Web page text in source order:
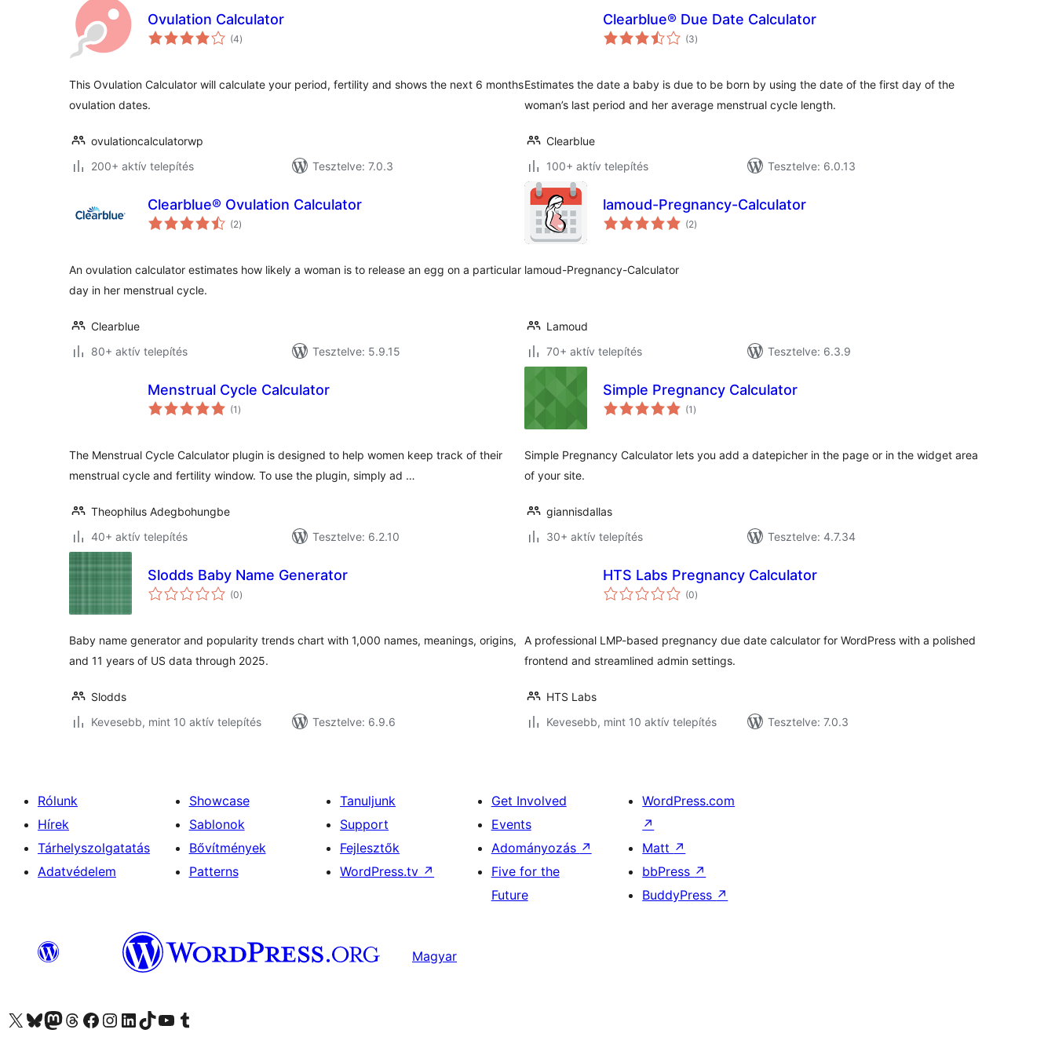
Ovulation Calculator
(4értékelés
összesen
)
This Ovulation Calculator will calculate your period, fertility and shows the next 6 months
ovulation dates.
ovulationcalculatorwp
200+ aktív telepítés
Tesztelve: 7.0.3
Clearblue® Due Date Calculator
(3értékelés
összesen
)
Estimates the date a baby is due to be born by using the date of the first day of the
woman’s last period and her average menstrual cycle length.
Clearblue
100+ aktív telepítés
Tesztelve: 6.0.13
Clearblue® Ovulation Calculator
(2értékelés
összesen
)
An ovulation calculator estimates how likely a woman is to release an egg on a particular
day in her menstrual cycle.
Clearblue
80+ aktív telepítés
Tesztelve: 5.9.15
lamoud-Pregnancy-Calculator
(2értékelés
összesen
)
lamoud-Pregnancy-Calculator
Lamoud
70+ aktív telepítés
Tesztelve: 6.3.9
Menstrual Cycle Calculator
(1 értékelés
összesen
)
The Menstrual Cycle Calculator plugin is designed to help women keep track of their
menstrual cycle and fertility window. To use the plugin, simply ad …
Theophilus Adegbohungbe
40+ aktív telepítés
Tesztelve: 6.2.10
Simple Pregnancy Calculator
(1 értékelés
összesen
)
Simple Pregnancy Calculator lets you add a datepicher in the page or in the widget area
of your site.
giannisdallas
30+ aktív telepítés
Tesztelve: 4.7.34
Slodds Baby Name Generator
(0értékelés
összesen
)
Baby name generator and popularity trends chart with 1,000 names, meanings, origins,
and 11 years of US data through 2025.
Slodds
Kevesebb, mint 10 aktív telepítés
Tesztelve: 6.9.6
HTS Labs Pregnancy Calculator
(0értékelés
összesen
)
A professional LMP-based pregnancy due date calculator for WordPress with a polished
frontend and streamlined admin settings.
HTS Labs
Kevesebb, mint 10 aktív telepítés
Tesztelve: 7.0.3
Rólunk
Hírek
Tárhelyszolgatatás
Adatvédelem
Showcase
Sablonok
Bővítmények
Patterns
Tanuljunk
Support
Fejlesztők
WordPress.tv ↗
Get Involved
Events
Adományozás ↗
Five for the
Future
WordPress.com
↗
Matt ↗
bbPress ↗
BuddyPress ↗
Magyar
Visit our X (formerly Twitter) account
Visit our Bluesky account
Twitter csatornánk
Visit our Threads account
Facebook oldalunk megtekintése
Visit our Instagram account
Visit our LinkedIn account
Visit our TikTok account
Visit our YouTube channel
Visit our Tumblr account